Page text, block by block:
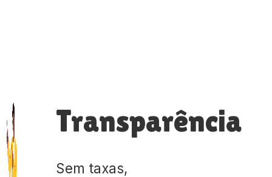
Transparência
Sem taxas,